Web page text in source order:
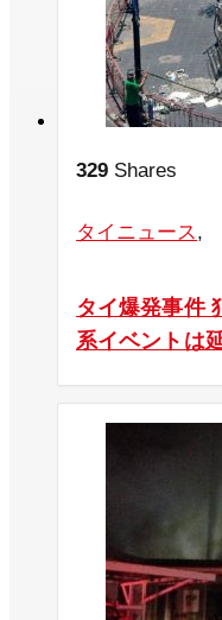
329 Shares
タイニュース ,
タイ爆発事件
系イベントは